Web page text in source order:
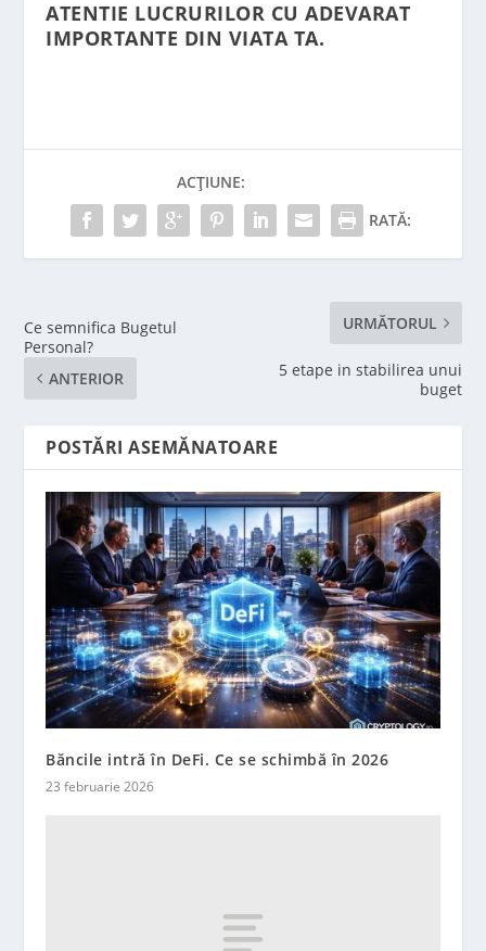
ATENTIE LUCRURILOR CU ADEVARAT
IMPORTANTE DIN VIATA TA.
ACȚIUNE:
RATĂ:
Ce semnifica Bugetul
Personal?
ANTERIOR
URMĂTORUL
5 etape in stabilirea unui
buget
POSTĂRI ASEMĂNATOARE
Băncile intră în DeFi. Ce se schimbă în 2026
23 februarie 2026